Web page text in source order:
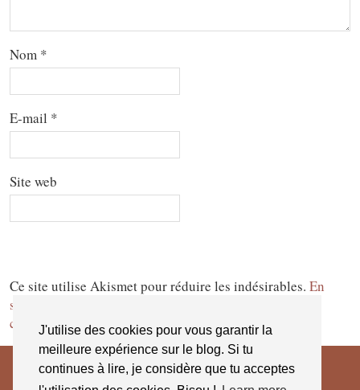
J'utilise des cookies pour vous garantir la
meilleure expérience sur le blog. Si tu
continues à lire, je considère que tu acceptes
Nom *
E-mail *
Site web
Ce site utilise Akismet pour réduire les indésirables. En
savoir plus sur la façon dont les données de vos
commentaires sont traitées